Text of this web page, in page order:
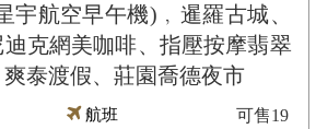
宇航空早午機)﹐暹羅古城、
克網美咖啡、指壓按摩翡翠
泰渡假、莊園喬德夜市
航班 可售19